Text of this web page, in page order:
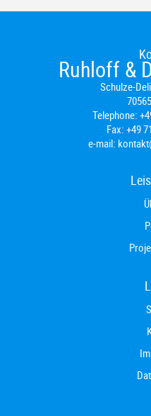
Ruhloff &
Schulze-
Telephone:
Fax: +49
e-mail: